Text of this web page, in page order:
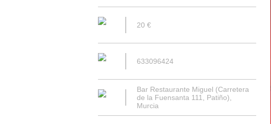
20 €
633096424
Bar Restaurante Miguel (Carretera
de la Fuensanta 111, Patiño),
Murcia